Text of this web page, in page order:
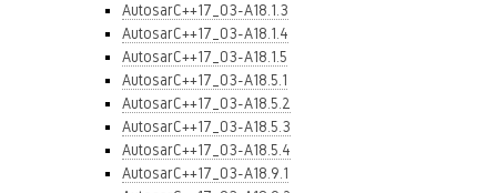
AutosarC++17_03-A18.1.3
AutosarC++17_03-A18.1.4
AutosarC++17_03-A18.1.5
AutosarC++17_03-A18.5.1
AutosarC++17_03-A18.5.2
AutosarC++17_03-A18.5.3
AutosarC++17_03-A18.5.4
AutosarC++17_03-A18.9.1